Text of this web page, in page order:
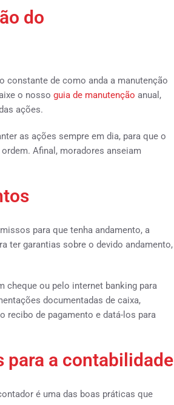
do
constante de como anda a manutenção
o nosso guia de manutenção anual,
ações.
as ações sempre em dia, para que o
Afinal, moradores anseiam
para que tenha andamento, a
ter garantias sobre o devido andamento,
cheque ou pelo internet banking para
documentadas de caixa,
de pagamento e datá-los para
para a contabilidade
é uma das boas práticas que